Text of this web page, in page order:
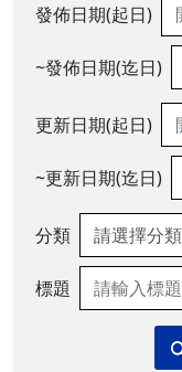
發佈日期(起日)
~發佈日期(迄日)
更新日期(起日)
~更新日期(迄日)
分類
標題